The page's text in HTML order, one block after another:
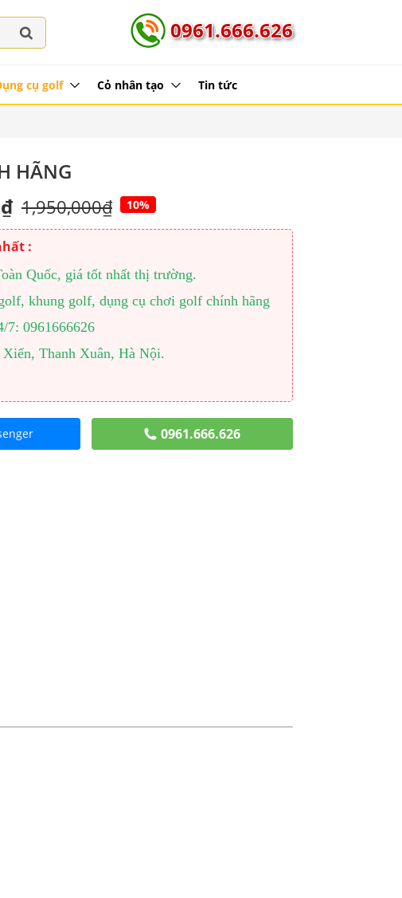
0961.666.626
cụ golf Cỏ nhân tạo Tin tức
HÃNG
1,950,000₫ 10%
:
Quốc, giá tốt nhất thị trường.
khung golf, dụng cụ chơi golf chính hãng
7: 0961666626
Thanh Xuân, Hà Nội.
0961.666.626